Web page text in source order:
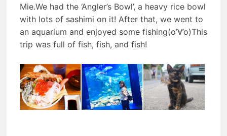
Mie.We had the ‘Angler’s Bowl’, a heavy rice bowl
with lots of sashimi on it! After that, we went to
an aquarium and enjoyed some fishing(o’∀’o)This
trip was full of fish, fish, and fish!